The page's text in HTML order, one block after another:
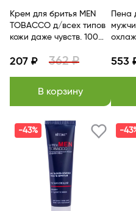
Крем для бритья MEN
TOBACCO д/всех типов
кожи даже чувств. 100
207 ₽ 362 ₽
В корзину
Пена для бритья для
553
-43% -